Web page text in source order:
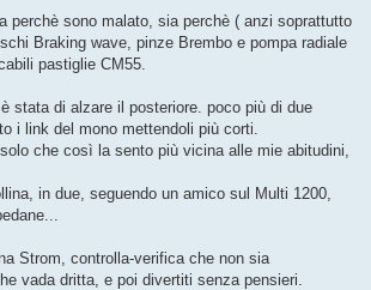
perchè sono malato, sia perchè ( anzi soprattutto
Braking wave, pinze Brembo e pompa radiale
pastiglie CM55.
stata di alzare il posteriore. poco più di due
i link del mono mettendoli più corti.
che così la sento più vicina alle mie abitudini,
in due, seguendo un amico sul Multi 1200,
Strom, controlla-verifica che non sia
vada dritta, e poi divertiti senza pensieri.